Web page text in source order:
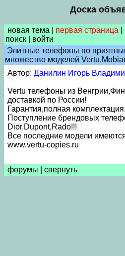
Доска
новая тема первая страница
поиск
войти
Элитные телефоны по
множество моделей
Автор: Данилин Игорь
Vertu телефоны из
доставкой по России!
Гарантия,полная комплектация.
Поступление брендовых
Dior,Dupont,Rado!!!
Все последние модели
www.vertu-copies.ru
форумы свернуть